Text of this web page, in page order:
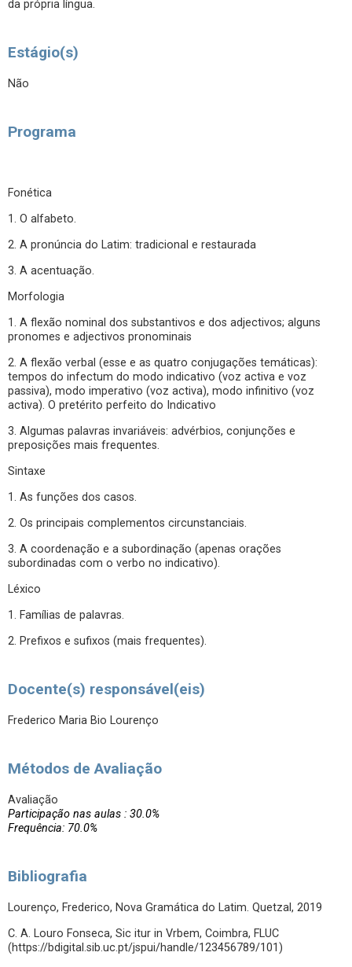
da própria língua.
Estágio(s)
Não
Programa
Fonética
1. O alfabeto.
2. A pronúncia do Latim: tradicional e restaurada
3. A acentuação.
Morfologia
1. A flexão nominal dos substantivos e dos adjectivos; alguns
pronomes e adjectivos pronominais
2. A flexão verbal (esse e as quatro conjugações temáticas):
tempos do infectum do modo indicativo (voz activa e voz
passiva), modo imperativo (voz activa), modo infinitivo (voz
activa). O pretérito perfeito do Indicativo
3. Algumas palavras invariáveis: advérbios, conjunções e
preposições mais frequentes.
Sintaxe
1. As funções dos casos.
2. Os principais complementos circunstanciais.
3. A coordenação e a subordinação (apenas orações
subordinadas com o verbo no indicativo).
Léxico
1. Famílias de palavras.
2. Prefixos e sufixos (mais frequentes).
Docente(s) responsável(eis)
Frederico Maria Bio Lourenço
Métodos de Avaliação
Avaliação
Participação nas aulas : 30.0%
Frequência: 70.0%
Bibliografia
Lourenço, Frederico, Nova Gramática do Latim. Quetzal, 2019
C. A. Louro Fonseca, Sic itur in Vrbem, Coimbra, FLUC
(https://bdigital.sib.uc.pt/jspui/handle/123456789/101)